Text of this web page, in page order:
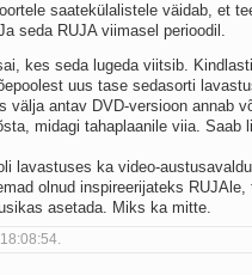
saatekülalistele väidab, et
seda RUJA viimasel perioodil.
kes seda lugeda viitsib.
uus tase sedasorti
välja antav DVD-versioon annab
midagi tahaplaanile viia. Saab
lavastuses ka video-
olnud inspireerijateks RUJAle,
asetada. Miks ka mitte.